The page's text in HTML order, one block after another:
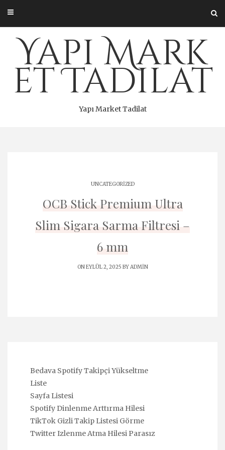
content
Yapı Mark
et Tadilat
Yapı Market Tadilat
UNCATEGORIZED
OCB Stick Premium Ultra
Slim Sigara Sarma Filtresi –
6 mm
ON EYLÜL 2, 2025 BYADMIN
Bedava Spotify Takipçi Yükseltme
Liste
Sayfa Listesi
Spotify Dinlenme Arttırma Hilesi
TikTok Gizli Takip Listesi Görme
Twitter Izlenme Atma Hilesi Parasız